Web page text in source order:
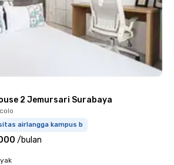
2 Jemursari Surabaya
airlangga kampus b
/bulan